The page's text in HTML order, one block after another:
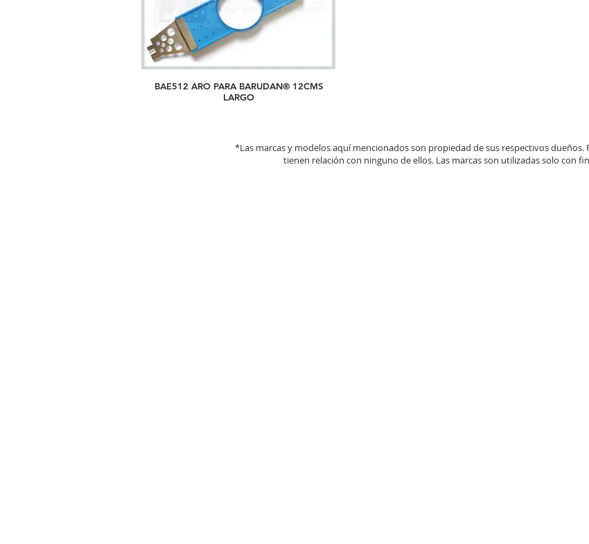
BAE512 ARO PARA BARUDAN® 12CMS
LARGO
*Las marcas y modelos aquí mencionados son propiedad de sus respectivos dueños.
tienen relación con ninguno de ellos. Las marcas son utilizadas solo con